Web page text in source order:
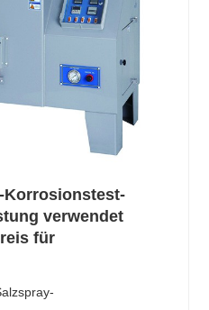
Korrosionstest-
verwendet
für